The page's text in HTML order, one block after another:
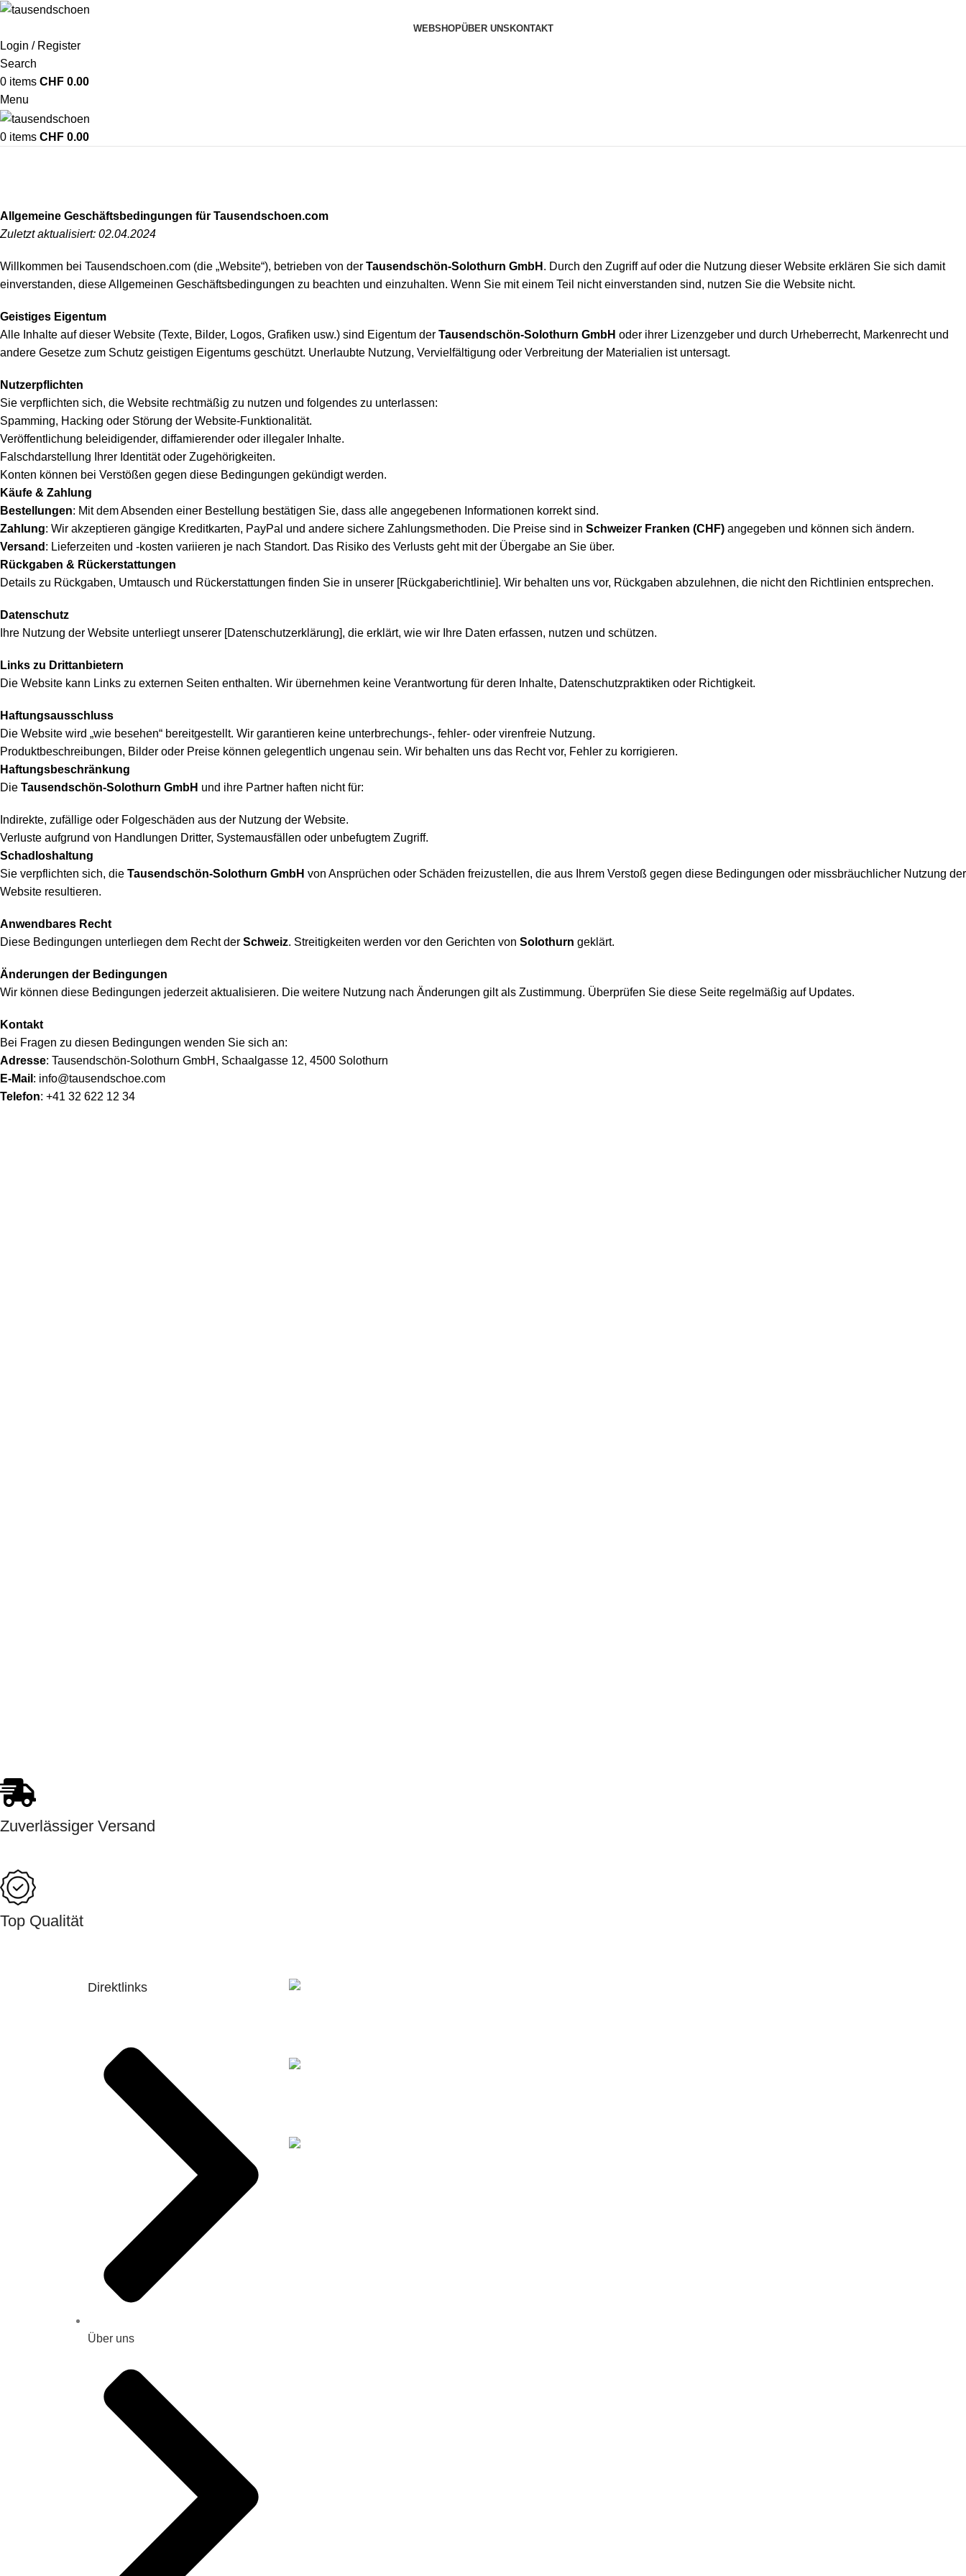
WEBSHOPÜBER UNS KONTAKT
Login / Register
Search
0 items CHF 0.00
Menu
0 items CHF 0.00
Allgemeine Geschäftsbedingungen für Tausendschoen.com
Zuletzt aktualisiert: 02.04.2024
Willkommen bei Tausendschoen.com (die „Website“), betrieben von der Tausendschön-Solothurn GmbH . Durch den Zugriff auf oder die Nutzung dieser Website erklären Sie sich damit
einverstanden, diese Allgemeinen Geschäftsbedingungen zu beachten und einzuhalten. Wenn Sie mit einem Teil nicht einverstanden sind, nutzen Sie die Website nicht.
Geistiges Eigentum
Alle Inhalte auf dieser Website (Texte, Bilder, Logos, Grafiken usw.) sind Eigentum der Tausendschön-Solothurn GmbH oder ihrer Lizenzgeber und durch Urheberrecht, Markenrecht und
andere Gesetze zum Schutz geistigen Eigentums geschützt. Unerlaubte Nutzung, Vervielfältigung oder Verbreitung der Materialien ist untersagt.
Nutzerpflichten
Sie verpflichten sich, die Website rechtmäßig zu nutzen und folgendes zu unterlassen:
Spamming, Hacking oder Störung der Website-Funktionalität.
Veröffentlichung beleidigender, diffamierender oder illegaler Inhalte.
Falschdarstellung Ihrer Identität oder Zugehörigkeiten.
Konten können bei Verstößen gegen diese Bedingungen gekündigt werden.
Käufe & Zahlung
Bestellungen: Mit dem Absenden einer Bestellung bestätigen Sie, dass alle angegebenen Informationen korrekt sind.
Zahlung: Wir akzeptieren gängige Kreditkarten, PayPal und andere sichere Zahlungsmethoden. Die Preise sind in Schweizer Franken (CHF) angegeben und können sich ändern.
Versand : Lieferzeiten und -kosten variieren je nach Standort. Das Risiko des Verlusts geht mit der Übergabe an Sie über.
Rückgaben & Rückerstattungen
Details zu Rückgaben, Umtausch und Rückerstattungen finden Sie in unserer [Rückgaberichtlinie]. Wir behalten uns vor, Rückgaben abzulehnen, die nicht den Richtlinien entsprechen.
Datenschutz
Ihre Nutzung der Website unterliegt unserer [Datenschutzerklärung], die erklärt, wie wir Ihre Daten erfassen, nutzen und schützen.
Links zu Drittanbietern
Die Website kann Links zu externen Seiten enthalten. Wir übernehmen keine Verantwortung für deren Inhalte, Datenschutzpraktiken oder Richtigkeit.
Haftungsausschluss
Die Website wird „wie besehen“ bereitgestellt. Wir garantieren keine unterbrechungs-, fehler- oder virenfreie Nutzung.
Produktbeschreibungen, Bilder oder Preise können gelegentlich ungenau sein. Wir behalten uns das Recht vor, Fehler zu korrigieren.
Haftungsbeschränkung
Die Tausendschön-Solothurn GmbH und ihre Partner haften nicht für:
Indirekte, zufällige oder Folgeschäden aus der Nutzung der Website.
Verluste aufgrund von Handlungen Dritter, Systemausfällen oder unbefugtem Zugriff.
Schadloshaltung
Sie verpflichten sich, die Tausendschön-Solothurn GmbH von Ansprüchen oder Schäden freizustellen, die aus Ihrem Verstoß gegen diese Bedingungen oder missbräuchlicher Nutzung der
Website resultieren.
Anwendbares Recht
Diese Bedingungen unterliegen dem Recht der Schweiz. Streitigkeiten werden vor den Gerichten von Solothurn geklärt.
Änderungen der Bedingungen
Wir können diese Bedingungen jederzeit aktualisieren. Die weitere Nutzung nach Änderungen gilt als Zustimmung. Überprüfen Sie diese Seite regelmäßig auf Updates.
Kontakt
Bei Fragen zu diesen Bedingungen wenden Sie sich an:
Adresse: Tausendschön-Solothurn GmbH, Schaalgasse 12, 4500 Solothurn
E-Mail : info@tausendschoe.com
Telefon: +41 32 622 12 34
Zuverlässiger Versand
Top Qualität
Direktlinks
Über uns